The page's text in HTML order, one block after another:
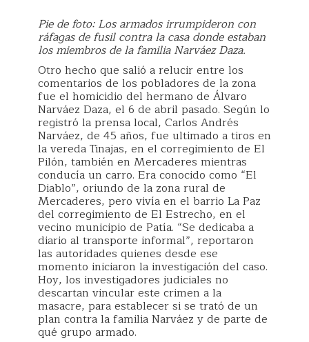
Pie de foto: Los armados irrumpideron con
ráfagas de fusil contra la casa donde estaban
los miembros de la familia Narváez Daza.
Otro hecho que salió a relucir entre los
comentarios de los pobladores de la zona
fue el homicidio del hermano de Álvaro
Narváez Daza, el 6 de abril pasado. Según lo
registró la prensa local, Carlos Andrés
Narváez, de 45 años, fue ultimado a tiros en
la vereda Tinajas, en el corregimiento de El
Pilón, también en Mercaderes mientras
conducía un carro. Era conocido como “El
Diablo”, oriundo de la zona rural de
Mercaderes, pero vivía en el barrio La Paz
del corregimiento de El Estrecho, en el
vecino municipio de Patía. “Se dedicaba a
diario al transporte informal”, reportaron
las autoridades quienes desde ese
momento iniciaron la investigación del caso.
Hoy, los investigadores judiciales no
descartan vincular este crimen a la
masacre, para establecer si se trató de un
plan contra la familia Narváez y de parte de
qué grupo armado.